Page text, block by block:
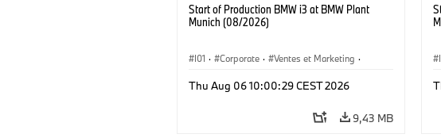
Start of Production BMW i3 at BMW Plant
Munich (08/2026)
I01 · Corporate · Ventes et Marketing ·
Thu Aug 06 10:00:29 CEST 2026
9,43 MB